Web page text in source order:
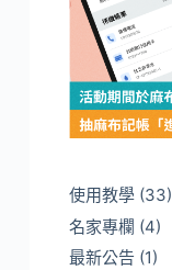
使用教學(33)
名家專欄 (4)
最新公告(1)